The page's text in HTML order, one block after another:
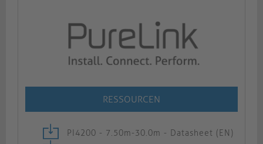
RESSOURCEN
PI4200 - 7.50m-30.0m - Datasheet (EN)